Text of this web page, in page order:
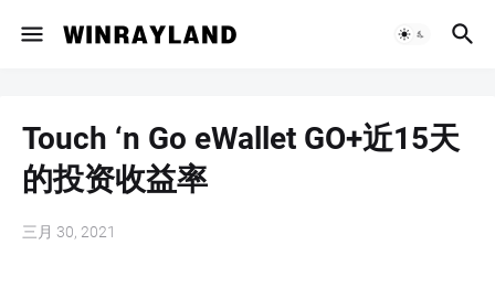
Touch ‘n Go eWallet GO+近15天
的投资收益率
三月 30, 2021